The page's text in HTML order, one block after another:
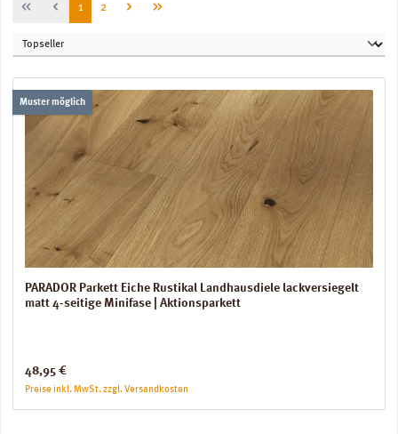
Seite
1 Seite
2
Muster möglich
PARADOR Parkett Eiche Rustikal Landhausdiele lackversiegelt
matt 4-seitige Minifase | Aktionsparkett
Regulärer Preis:
48,95 €
Preise inkl. MwSt. zzgl. Versandkosten